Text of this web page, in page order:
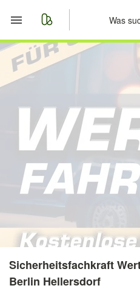
Start
Nachrichten
Anzeige aufgeben
Sicherheitsfachkraft
Berlin Hellersdorf